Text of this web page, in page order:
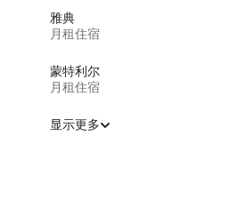
雅典
月租住宿
蒙特利尔
月租住宿
显示更多